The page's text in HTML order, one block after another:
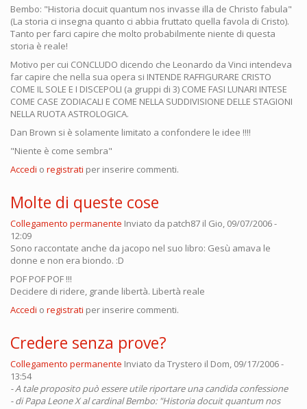
Bembo: "Historia docuit quantum nos invasse illa de Christo fabula"
(La storia ci insegna quanto ci abbia fruttato quella favola di Cristo).
Tanto per farci capire che molto probabilmente niente di questa
storia è reale!
Motivo per cui CONCLUDO dicendo che Leonardo da Vinci intendeva
far capire che nella sua opera si INTENDE RAFFIGURARE CRISTO
COME IL SOLE E I DISCEPOLI (a gruppi di 3) COME FASI LUNARI INTESE
COME CASE ZODIACALI E COME NELLA SUDDIVISIONE DELLE STAGIONI
NELLA RUOTA ASTROLOGICA.
Dan Brown si è solamente limitato a confondere le idee !!!!
"Niente è come sembra"
Accedi o registrati per inserire commenti.
Molte di queste cose
Collegamento permanente Inviato da patch87 il Gio, 09/07/2006 -
12:09
Sono raccontate anche da jacopo nel suo libro: Gesù amava le
donne e non era biondo. :D
POF POF POF !!!
Decidere di ridere, grande libertà. Libertà reale
Accedi o registrati per inserire commenti.
Credere senza prove?
Collegamento permanente Inviato da Trystero il Dom, 09/17/2006 -
13:54
- A tale proposito può essere utile riportare una candida confessione
- di Papa Leone X al cardinal Bembo: "Historia docuit quantum nos